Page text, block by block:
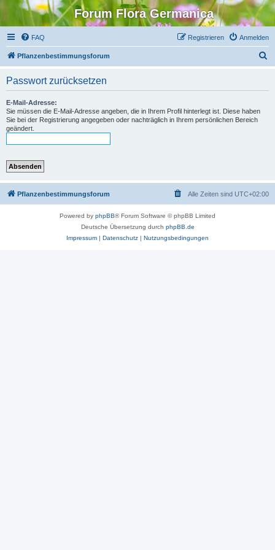
Forum Flora Germanica
FAQ Anmelden
Registrieren
Pflanzenbestimmungsforum
Passwort zurücksetzen
E-Mail-Adresse:
Sie müssen die E-Mail-Adresse angeben, die in Ihrem Profil hinterlegt ist. Diese haben
Sie bei der Registrierung angegeben oder nachträglich in Ihrem persönlichen Bereich
geändert.
Pflanzenbestimmungsforum Alle Zeiten sind UTC+02:00
Powered by phpBB® Forum Software © phpBB Limited
Deutsche Übersetzung durch phpBB.de
Impressum | Datenschutz | Nutzungsbedingungen